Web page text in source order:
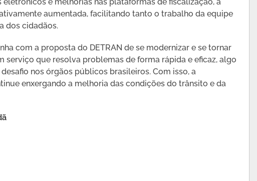
aumentada, facilitando tanto o trabalho da equipe
dos cidadãos.
com a proposta do DETRAN de se modernizar e se tornar
serviço que resolva problemas de forma rápida e eficaz, algo
nos órgãos públicos brasileiros. Com isso, a
enxergando a melhoria das condições do trânsito e da